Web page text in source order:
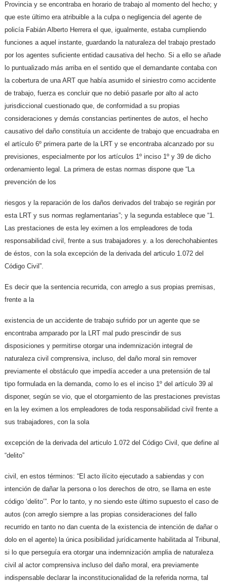
Provincia y se encontraba en horario de trabajo al momento del hecho; y
que este último era atribuible a la culpa o negligencia del agente de
policía Fabián Alberto Herrera el que, igualmente, estaba cumpliendo
funciones a aquel instante, guardando la naturaleza del trabajo prestado
por los agentes suficiente entidad causativa del hecho. Si a ello se añade
lo puntualizado más arriba en el sentido que el demandante contaba con
la cobertura de una ART que había asumido el siniestro como accidente
de trabajo, fuerza es concluir que no debió pasarle por alto al acto
jurisdiccional cuestionado que, de conformidad a su propias
consideraciones y demás constancias pertinentes de autos, el hecho
causativo del daño constituía un accidente de trabajo que encuadraba en
el artículo 6º primera parte de la LRT y se encontraba alcanzado por su
previsiones, especialmente por los artículos 1º inciso 1º y 39 de dicho
ordenamiento legal. La primera de estas normas dispone que “La
prevención de los
riesgos y la reparación de los daños derivados del trabajo se regirán por
esta LRT y sus normas reglamentarias”; y la segunda establece que “1.
Las prestaciones de esta ley eximen a los empleadores de toda
responsabilidad civil, frente a sus trabajadores y. a los derechohabientes
de éstos, con la sola excepción de la derivada del articulo 1.072 del
Código Civil”.
Es decir que la sentencia recurrida, con arreglo a sus propias premisas,
frente a la
existencia de un accidente de trabajo sufrido por un agente que se
encontraba amparado por la LRT mal pudo prescindir de sus
disposiciones y permitirse otorgar una indemnización integral de
naturaleza civil comprensiva, incluso, del daño moral sin remover
previamente el obstáculo que impedía acceder a una pretensión de tal
tipo formulada en la demanda, como lo es el inciso 1º del artículo 39 al
disponer, según se vio, que el otorgamiento de las prestaciones previstas
en la ley eximen a los empleadores de toda responsabilidad civil frente a
sus trabajadores, con la sola
excepción de la derivada del articulo 1.072 del Código Civil, que define al
“delito”
civil, en estos términos: “El acto ilícito ejecutado a sabiendas y con
intención de dañar la persona o los derechos de otro, se llama en este
código ‘delito’”. Por lo tanto, y no siendo este último supuesto el caso de
autos (con arreglo siempre a las propias consideraciones del fallo
recurrido en tanto no dan cuenta de la existencia de intención de dañar o
dolo en el agente) la única posibilidad jurídicamente habilitada al Tribunal,
si lo que perseguía era otorgar una indemnización amplia de naturaleza
civil al actor comprensiva incluso del daño moral, era previamente
indispensable declarar la inconstitucionalidad de la referida norma, tal